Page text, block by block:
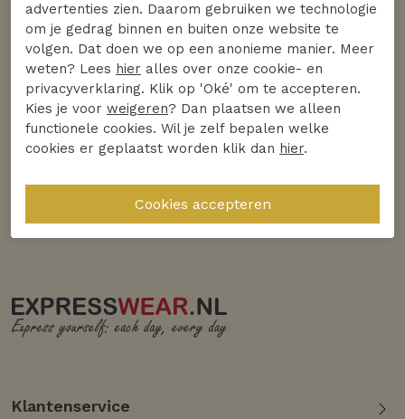
Helena Hart Studio Anneloes
Klantenservice
advertenties zien. Daarom gebruiken we technologie
om je gedrag binnen en buiten onze website te
volgen. Dat doen we op een anonieme manier. Meer
weten? Lees hier alles over onze cookie- en
privacyverklaring. Klik op 'Oké' om te accepteren.
Kies je voor weigeren? Dan plaatsen we alleen
functionele cookies. Wil je zelf bepalen welke
cookies er geplaatst worden klik dan hier.